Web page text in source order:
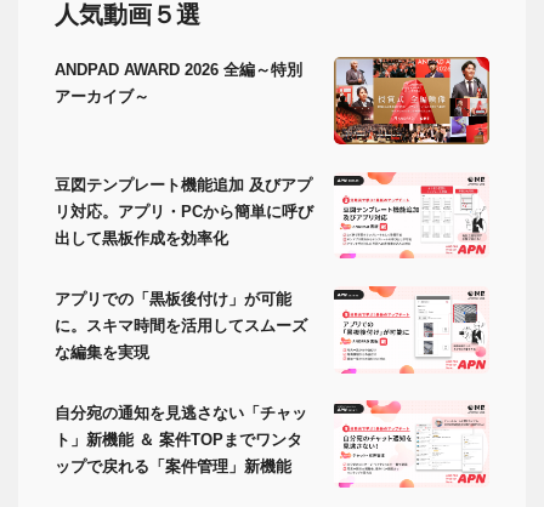
人気動画５選
ANDPAD AWARD 2026 全編～特別
アーカイブ～
豆図テンプレート機能追加 及びアプ
リ対応。アプリ・PCから簡単に呼び
出して黒板作成を効率化
アプリでの「黒板後付け」が可能
に。スキマ時間を活用してスムーズ
な編集を実現
自分宛の通知を見逃さない「チャッ
ト」新機能 ＆ 案件TOPまでワンタ
ップで戻れる「案件管理」新機能